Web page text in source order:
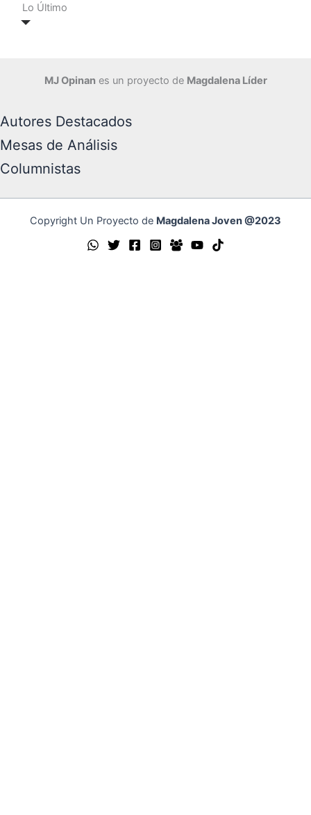
Lo Último
MJ Opinan es un proyecto de Magdalena Líder
Autores Destacados
Mesas de Análisis
Columnistas
Copyright Un Proyecto de Magdalena Joven @2023